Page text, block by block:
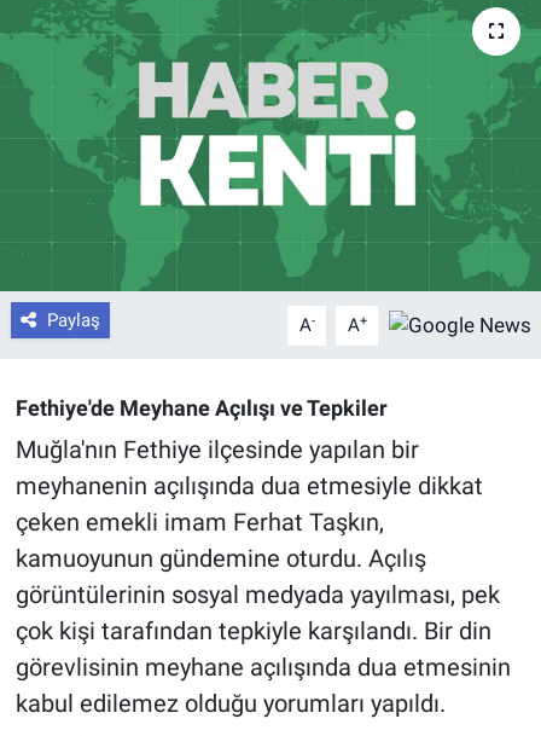
Paylaş A- A+
Fethiye'de Meyhane Açılışı ve Tepkiler
Muğla'nın Fethiye ilçesinde yapılan bir
meyhanenin açılışında dua etmesiyle dikkat
çeken emekli imam Ferhat Taşkın,
kamuoyunun gündemine oturdu. Açılış
görüntülerinin sosyal medyada yayılması, pek
çok kişi tarafından tepkiyle karşılandı. Bir din
görevlisinin meyhane açılışında dua etmesinin
kabul edilemez olduğu yorumları yapıldı.